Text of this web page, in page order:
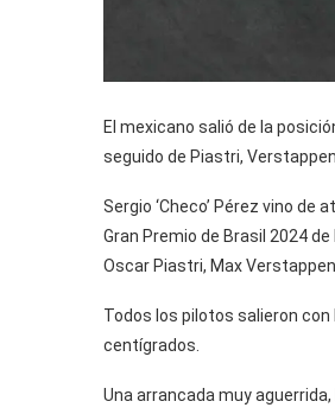
El mexicano salió de la
seguido de Piastri,
Sergio ‘Checo’ Pérez vino
Gran Premio de Brasil 2024
Oscar Piastri, Max
Todos los pilotos salieron
centígrados.
Una arrancada muy